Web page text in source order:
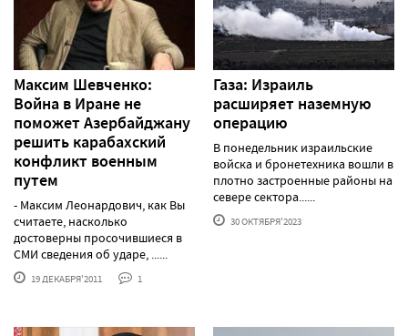
Максим Шевченко:
Война в Иране не
поможет Азербайджану
решить карабахский
конфликт военным
путем
- Максим Леонардович, как Вы
считаете, насколько
достоверны просочившиеся в
СМИ сведения об ударе, ......
19 ДЕКАБРЯ'2011 1
Газа: Израиль
расширяет наземную
операцию
В понедельник израильские
войска и бронетехника вошли в
плотно застроенные районы на
севере сектора......
30 ОКТЯБРЯ'2023